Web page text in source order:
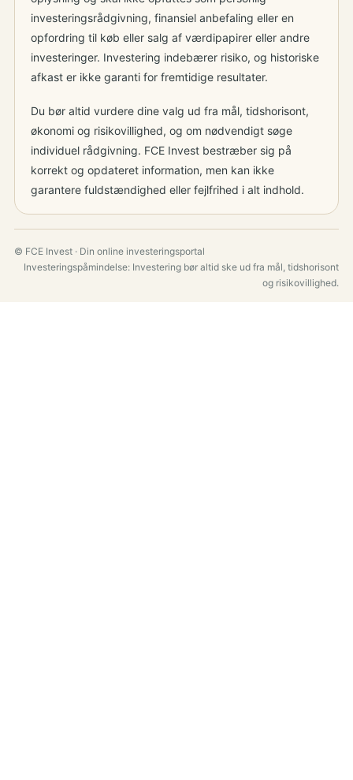
investeringsrådgivning, finansiel anbefaling eller en
opfordring til køb eller salg af værdipapirer eller andre
investeringer. Investering indebærer risiko, og historiske
afkast er ikke garanti for fremtidige resultater.
Du bør altid vurdere dine valg ud fra mål, tidshorisont,
økonomi og risikovillighed, og om nødvendigt søge
individuel rådgivning. FCE Invest bestræber sig på
korrekt og opdateret information, men kan ikke
garantere fuldstændighed eller fejlfrihed i alt indhold.
© FCE Invest · Din online investeringsportal
Investeringspåmindelse: Investering bør altid ske ud fra mål, tidshorisont
og risikovillighed.